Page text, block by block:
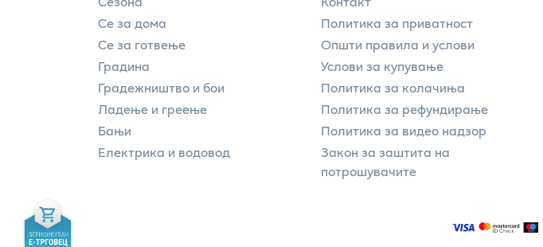
Се за дома
Се за готвење
Градина
Градежништво и бои
Ладење и греење
Бањи
Електрика и водовод
Политика за приватност
Општи правила и услови
Услови за купување
Политика за колачиња
Политика за рефундирање
Политика за видео надзор
Закон за заштита на
потрошувачите